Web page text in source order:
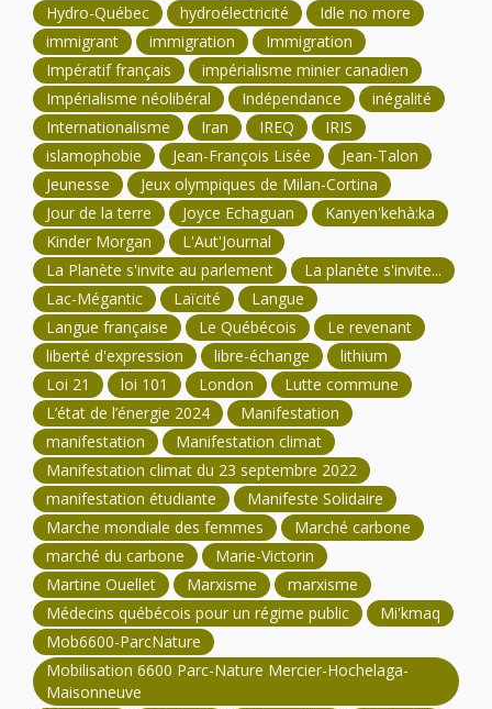
Hydro-Québec
hydroélectricité
Idle no more
immigrant
immigration
Immigration
Impératif français
impérialisme minier canadien
Impérialisme néolibéral
Indépendance
inégalité
Internationalisme
Iran IREQ
IRIS
islamophobie
Jean-François Lisée
Jean-Talon
Jeunesse
Jeux olympiques de Milan-Cortina
Jour de la terre
Joyce Echaguan
Kanyen'kehà:ka
Kinder Morgan
L'Aut'Journal
La Planète s'invite au parlement
La planète s'invite...
Lac-Mégantic
Laïcité
Langue
Langue française
Le Québécois
Le revenant
liberté d'expression
libre-échange
lithium
Loi 21
loi 101 London
Lutte commune
L’état de l’énergie 2024
Manifestation
manifestation
Manifestation climat
Manifestation climat du 23 septembre 2022
manifestation étudiante
Manifeste Solidaire
Marche mondiale des femmes
Marché carbone
marché du carbone
Marie-Victorin
Martine Ouellet
Marxisme
marxisme
Médecins québécois pour un régime public
Mi'kmaq
Mob6600-ParcNature
Mobilisation 6600 Parc-Nature Mercier-Hochelaga-
Maisonneuve